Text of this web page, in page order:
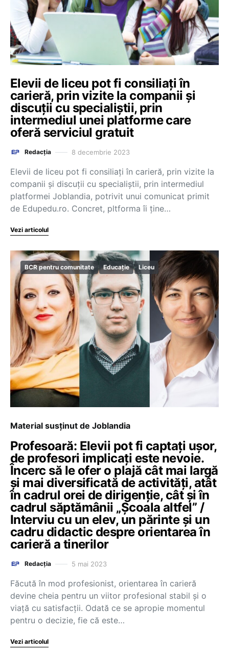
Elevii de liceu pot fi consiliați în
carieră, prin vizite la companii și
discuții cu specialiștii, prin
intermediul unei platforme care
oferă serviciul gratuit
Redacția 8 decembrie 2023
Elevii de liceu pot fi consiliați în carieră, prin vizite la
companii și discuții cu specialiștii, prin intermediul
platformei Joblandia, potrivit unui comunicat primit
de Edupedu.ro. Concret, pltforma îi ține…
Vezi articolul
BCR pentru comunitate Educație Liceu
Material susținut de Joblandia
Profesoară: Elevii pot fi captați ușor,
de profesori implicați este nevoie.
Încerc să le ofer o plajă cât mai largă
și mai diversificată de activități, atât
în cadrul orei de dirigenție, cât și în
cadrul săptămânii „Școala altfel” /
Interviu cu un elev, un părinte și un
cadru didactic despre orientarea în
carieră a tinerilor
Redacția 5 mai 2023
Făcută în mod profesionist, orientarea în carieră
devine cheia pentru un viitor profesional stabil și o
viață cu satisfacții. Odată ce se apropie momentul
pentru o decizie, fie că este…
Vezi articolul